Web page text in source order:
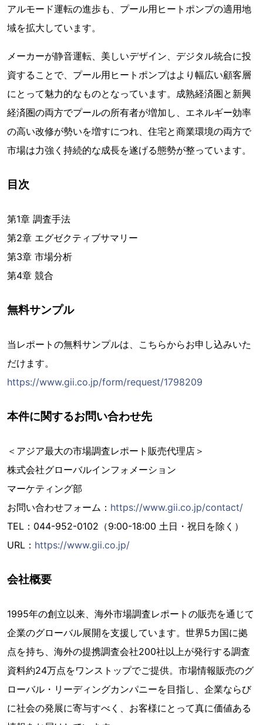
アルモード運転の進歩も、プール用ヒートポンプの適用地
域を拡大しています。
メーカーが静音運転、美しいデザイン、デジタル統合に投
資することで、プール用ヒートポンプはより幅広い顧客層
にとって魅力的なものとなっています。成熟経済圏と新興
経済圏の両方でプールの所有者が増加し、エネルギー効率
の高い改修が勢いを増すにつれ、住宅と商業環境の両方で
市場は力強く持続的な成長を遂げる態勢が整っています。
目次
第1章 調査手法
第2章 エグゼクティブサマリー
第3章 市場分析
第4章 競合
無料サンプル
当レポートの無料サンプルは、こちらからお申し込みいた
だけます。
https://www.gii.co.jp/form/request/1798209
本件に関するお問い合わせ先
＜アジア最大の市場調査レポート販売代理店＞
株式会社グローバルインフォメーション
マーケティング部
お問い合わせフォーム： https://www.gii.co.jp/contact/
TEL：044-952-0102（9:00-18:00 土日・祝日を除く）
URL： https://www.gii.co.jp/
会社概要
1995年の創立以来、海外市場調査レポートの販売を通じて
企業のグローバル展開を支援しています。世界5カ国に拠
点を持ち、海外の提携調査会社200社以上が発行する調査
資料約24万点をワンストップでご提供。市場情報販売のグ
ローバル・リーディングカンパニーを目指し、企業ならび
に社会の発展に寄与すべく、お客様にとって真に価値ある